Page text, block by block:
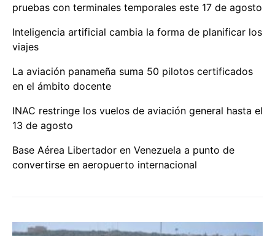
pruebas con terminales temporales este 17 de agosto
Inteligencia artificial cambia la forma de planificar los
viajes
La aviación panameña suma 50 pilotos certificados
en el ámbito docente
INAC restringe los vuelos de aviación general hasta el
13 de agosto
Base Aérea Libertador en Venezuela a punto de
convertirse en aeropuerto internacional